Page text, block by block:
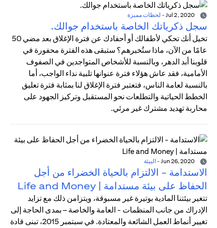
- لحظات مميزة
سجل ذكرياتك الخاصة باستخدام جوالك.
تخيل أنك تحكي لأطفالك أو أحفادك عن فترة الإغلاق بعد مضي 50
عامًا من الآن، ماذا ستُخبرهم؟ ستبقى هذه الفترة محفورة في
قلوبنا أبد الدهر، وبالنسبة للأشخاص المتواجدين في الصفوف
الأمامية، فقد عاش هؤلاء فترة عنوانها تلبية نداء الواجب، أما
بالنسبة لعامة الناس، فتعتبر فترة الإغلاق لنا بمثابة فترة تعليق
الخطط الحياتية والتطلعات نحو المستقبل وتركيز الجهود على
محاربة تهديد مشترك غير مرئي.
- البيئة
الاستدامة - الالتزام بالحياة الخضراء من أجل
الحفاظ على بيئة مستدامة | Life and Money
تتغير بيئتنا المادية بوتيرة غير مسبوقة، ويتزامن ذلك مع تزايد
الإدراك من جانب المنظمات - العامة والخاصة – بمدى الحاجة إلى
تغيير أنماط العمل الشائعة والمعتادة. في سبتمبر 2015، تبنى قادة